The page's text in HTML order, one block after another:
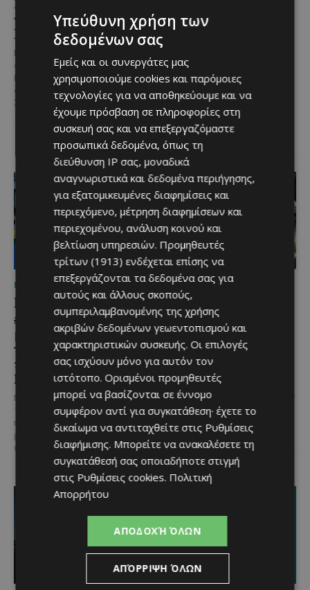
του Hilton Nicosia ο
Ilio Rodoni
Καθήκοντα Γενικού Διευθυντή
στο Hilton Nicosia αναλαμβάνει ο
Ilio Rodoni, παίρνοντας τη
σκυτάλη από τον κ. Εύρο
Στυλιανού,...
επίσημος συνεργάτης του
Φεστιβάλ
Κινηματογράφου της
Βενετίας
Η Peugeot ανακοινώνει μια
ιδιαίτερα σημαντική συνεργασία
με το Διεθνές Φεστιβάλ
Κινηματογράφου της Βενετίας
και με αυτό τον...
ΜΈΝΟΥΜΕ ΕΝΗΜΕΡΩΜΈΝΟΙ
Lidl Better Living Days
#summer2026: Ένα
μοναδικό ταξίδι ευεξίας,
γεμάτο γεύση, ενέργεια
και χαμόγελα σε όλη την
Κύπρο
Με 6 προορισμούς, πάνω από
1.700 συμμετέχοντες και
περισσότερες από 3.500
μερίδες, η Lidl Κύπρου
επιβεβαίωσε για ακόμα...
ΜΈΝΟΥΜΕ ΕΝΗΜΕΡΩΜΈΝΟΙ
Μια βραδιά γεμάτη
παράδοση, μουσική και
κέφι στον Δελίκηπο για
τη γιορτή του
Χρυσοσώτηρος
@menoumekypro Μια βραδιά
γεμάτη παράδοση, μουσική, χορό
και αυθεντικές γεύσεις στον
Δελίκηπο!
Το κρητικό
γλέντι,...
Υπεύθυνη χρήση των
δεδομένων σας
Εμείς και οι συνεργάτες μας
χρησιμοποιούμε cookies και παρόμοιες
τεχνολογίες για να αποθηκεύουμε και να
έχουμε πρόσβαση σε πληροφορίες στη
συσκευή σας και να επεξεργαζόμαστε
προσωπικά δεδομένα, όπως τη
διεύθυνση IP σας, μοναδικά
αναγνωριστικά και δεδομένα περιήγησης,
για εξατομικευμένες διαφημίσεις και
περιεχόμενο, μέτρηση διαφημίσεων και
περιεχομένου, ανάλυση κοινού και
βελτίωση υπηρεσιών. Προμηθευτές
τρίτων (1913) ενδέχεται επίσης να
επεξεργάζονται τα δεδομένα σας για
αυτούς και άλλους σκοπούς,
συμπεριλαμβανομένης της χρήσης
ακριβών δεδομένων γεωεντοπισμού και
χαρακτηριστικών συσκευής. Οι επιλογές
σας ισχύουν μόνο για αυτόν τον
ιστότοπο. Ορισμένοι προμηθευτές
μπορεί να βασίζονται σε έννομο
συμφέρον αντί για συγκατάθεση· έχετε το
δικαίωμα να αντιταχθείτε στις Ρυθμίσεις
διαφήμισης. Μπορείτε να ανακαλέσετε τη
συγκατάθεσή σας οποιαδήποτε στιγμή
στις Ρυθμίσεις cookies. Πολιτική
Απορρήτου
ΑΠΟΔΟΧΉ ΌΛΩΝ
ΑΠΌΡΡΙΨΗ ΌΛΩΝ